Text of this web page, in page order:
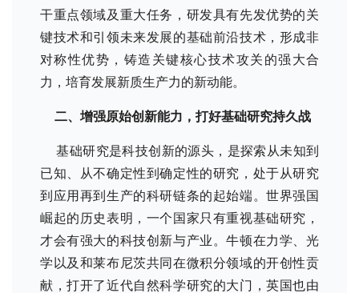
干重点领域及重大任务，研发具有先发优势的关
键技术和引领未来发展的基础前沿技术，形成非
对称性优势，铸造关键核心技术攻关的强大合
力，培育发展新质生产力的新动能。
二、增强原始创新能力，打好基础研究持久战
基础研究是科技创新的源头，是探索从未知到
已知、从不确定性到确定性的研究，处于从研究
到应用再到生产的科研链条的起始端。世界强国
崛起的历史表明，一个国家只有重视基础研究，
才会有强大的科技创新与产业。牛顿在力学、光
学以及和莱布尼茨共同在微积分领域的开创性贡
献，打开了近代自然科学研究的大门，英国也由